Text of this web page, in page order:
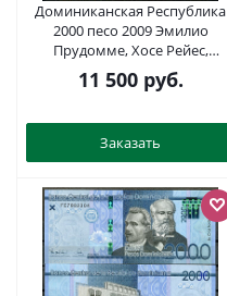
Доминиканская Республика
2000 песо 2009 Эмилио
Прудомме, Хосе Рейес,
национальный театр Pick 181
b бумага UNC (пресс) 451-681-3
11 500руб.
Заказать